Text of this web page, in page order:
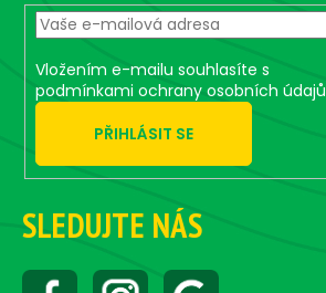
Vložením e-mailu souhlasíte s
podmínkami ochrany osobních údajů
PŘIHLÁSIT SE
SLEDUJTE NÁS